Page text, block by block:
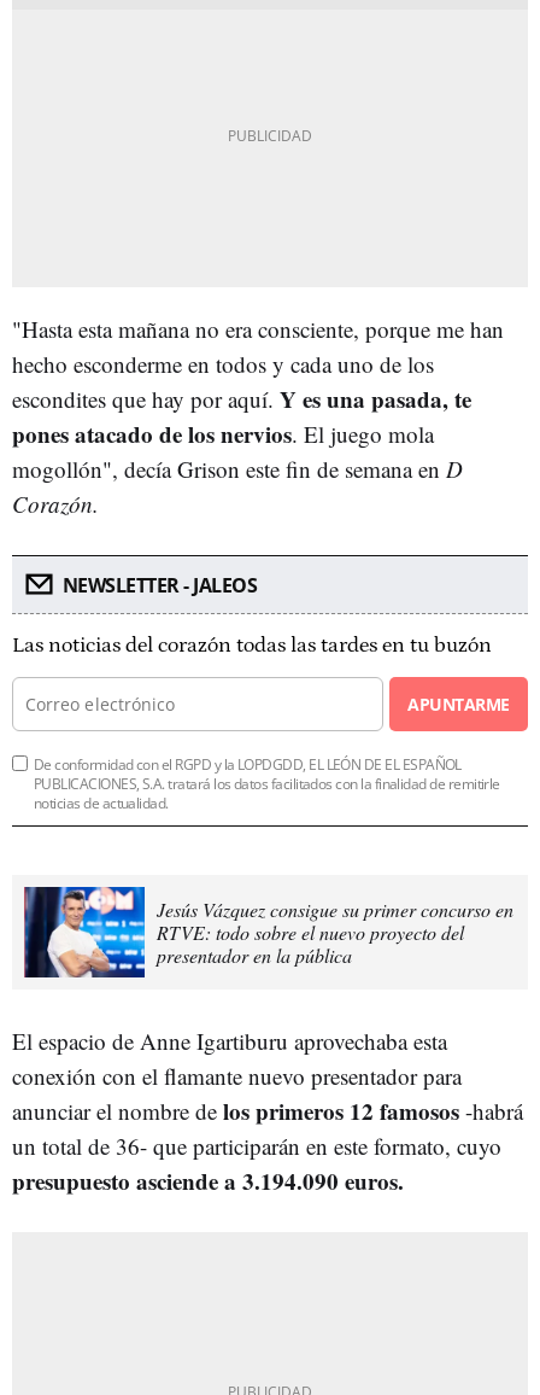
"Hasta esta mañana no era consciente, porque me han
hecho esconderme en todos y cada uno de los
escondites que hay por aquí. Y es una pasada, te
pones atacado de los nervios. El juego mola
mogollón", decía Grison este fin de semana en D
Corazón.
NEWSLETTER - JALEOS
Las noticias del corazón todas las tardes en tu buzón
APUNTARME
De conformidad con el RGPD y la LOPDGDD, EL LEÓN DE EL ESPAÑOL
PUBLICACIONES, S.A. tratará los datos facilitados con la finalidad de remitirle
noticias de actualidad.
Jesús Vázquez consigue su primer concurso en
RTVE: todo sobre el nuevo proyecto del
presentador en la pública
El espacio de Anne Igartiburu aprovechaba esta
conexión con el flamante nuevo presentador para
anunciar el nombre de los primeros 12 famosos -habrá
un total de 36- que participarán en este formato, cuyo
presupuesto asciende a 3.194.090 euros.